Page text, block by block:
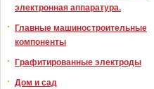
электронная аппаратура.
Главные машиностроительные
компоненты
Графитированные электроды
Дом и сад